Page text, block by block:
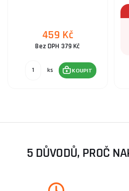
459 Kč
Bez DPH 379 Kč
ks KOUPIT
5 DŮVODŮ, PROČ